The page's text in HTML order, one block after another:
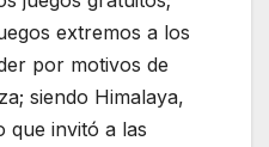
extremos a los
por motivos de
siendo Himalaya,
que invitó a las